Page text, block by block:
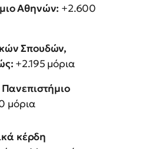
Αθηνών: +2.600
Σπουδών,
+2.195 μόρια
μόρια
κέρδη